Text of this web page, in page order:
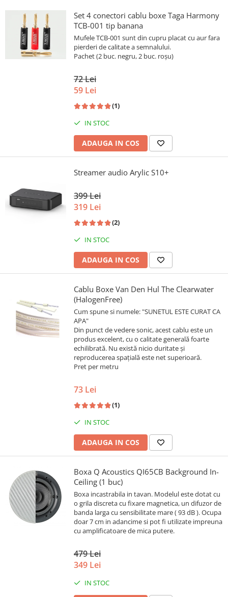
Set 4 conectori cablu boxe Taga Harmony
TCB-001 tip banana
Mufele TCB-001 sunt din cupru placat cu aur fara
pierderi de calitate a semnalului.
Pachet (2 buc. negru, 2 buc. roșu)
72 Lei
59 Lei
(1)
IN STOC
ADAUGA IN COS
Streamer audio Arylic S10+
399 Lei
319 Lei
(2)
IN STOC
ADAUGA IN COS
Cablu Boxe Van Den Hul The Clearwater
(HalogenFree)
Cum spune si numele: "SUNETUL ESTE CURAT CA
APA"
Din punct de vedere sonic, acest cablu este un
produs excelent, cu o calitate generală foarte
echilibrată. Nu există nicio duritate și
reproducerea spațială este net superioară.
Pret per metru
73 Lei
(1)
IN STOC
ADAUGA IN COS
Boxa Q Acoustics QI65CB Background In-
Ceiling (1 buc)
Boxa incastrabila in tavan. Modelul este dotat cu
o grila discreta cu fixare magnetica, un difuzor de
banda larga cu sensibilitate mare ( 93 dB ). Ocupa
doar 7 cm in adancime si pot fi utilizate impreuna
cu amplificatoare de mica putere.
479 Lei
349 Lei
IN STOC